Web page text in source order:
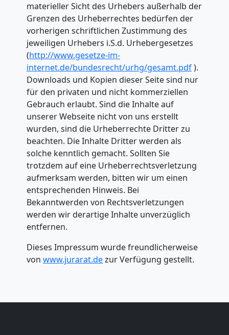
materieller Sicht des Urhebers außerhalb der
Grenzen des Urheberrechtes bedürfen der
vorherigen schriftlichen Zustimmung des
jeweiligen Urhebers i.S.d. Urhebergesetzes
(http://www.gesetze-im-
internet.de/bundesrecht/urhg/gesamt.pdf).
Downloads und Kopien dieser Seite sind nur
für den privaten und nicht kommerziellen
Gebrauch erlaubt. Sind die Inhalte auf
unserer Webseite nicht von uns erstellt
wurden, sind die Urheberrechte Dritter zu
beachten. Die Inhalte Dritter werden als
solche kenntlich gemacht. Sollten Sie
trotzdem auf eine Urheberrechtsverletzung
aufmerksam werden, bitten wir um einen
entsprechenden Hinweis. Bei
Bekanntwerden von Rechtsverletzungen
werden wir derartige Inhalte unverzüglich
entfernen.
Dieses Impressum wurde freundlicherweise
von www.jurarat.dezur Verfügung gestellt.
Dornbirn
Klaviertransport
Dornbirn
Privatumzug
Dornbirn
Tresortransport
Dornbirn
Umzug